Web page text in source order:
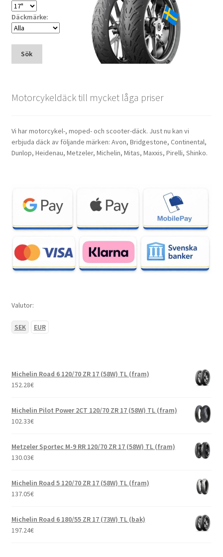
Däckmärke:
Sök
Motorcykeldäck till mycket låga priser
Vi har motorcykel-, moped- och scooter-däck. Just nu kan vi
erbjuda däck av följande märken: Avon, Bridgestone, Continental,
Dunlop, Heidenau, Metzeler, Michelin, Mitas, Maxxis, Pirelli, Shinko.
Valutor:
SEK EUR
Michelin Road 6 120/70 ZR 17 (58W) TL (fram)
152.28€
Michelin Pilot Power 2CT 120/70 ZR 17 (58W) TL (fram)
102.33€
Metzeler Sportec M-9 RR 120/70 ZR 17 (58W) TL (fram)
130.03€
Michelin Road 5 120/70 ZR 17 (58W) TL (fram)
137.05€
Michelin Road 6 180/55 ZR 17 (73W) TL (bak)
197.24€